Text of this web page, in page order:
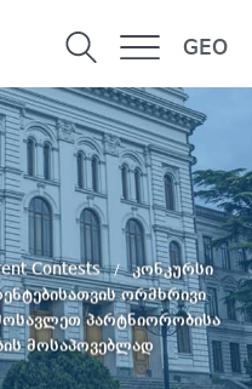
GEO
Contests
კონკურსი
ორმხრივი
პარტნიორობისა
მოსაპოვებლად